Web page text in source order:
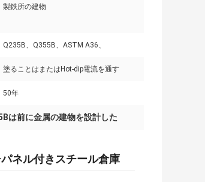
製鉄所の建物
Q235B、Q355B、ASTM A36、
塗ることはまたはHot-dip電流を通す
50年
は前に金属の建物を設計した
ネル付きスチール倉庫